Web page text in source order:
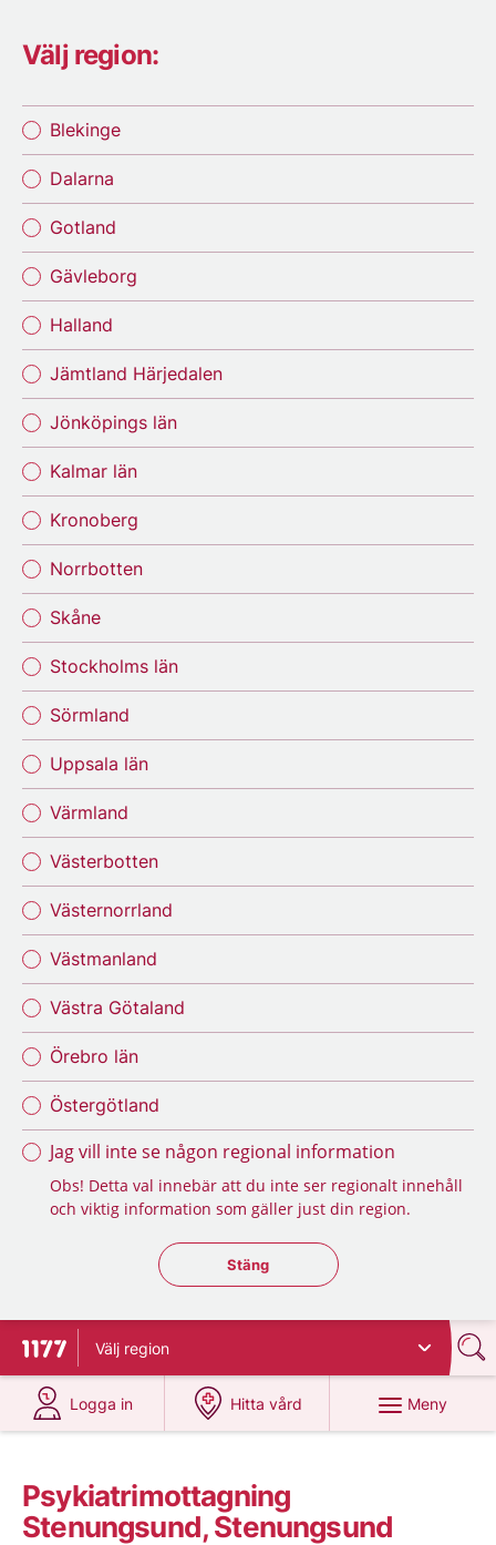
Välj region:
Blekinge
Dalarna
Gotland
Gävleborg
Halland
Jämtland Härjedalen
Jönköpings län
Kalmar län
Kronoberg
Norrbotten
Skåne
Stockholms län
Sörmland
Uppsala län
Värmland
Västerbotten
Västernorrland
Västmanland
Västra Götaland
Örebro län
Östergötland
Jag vill inte se någon regional information
Obs! Detta val innebär att du inte ser regionalt innehåll
och viktig information som gäller just din region.
Stäng regionsväljaren
Stäng
Till startsidan för 1177
Välj region
Logga in
på 1177.se
Hitta vård
på 1177.se
Meny
Psykiatrimottagning
Stenungsund, Stenungsund